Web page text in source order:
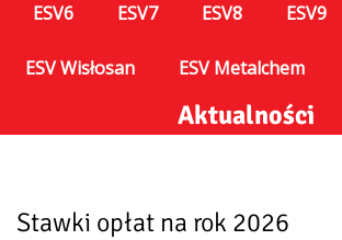
ESV6 ESV7 ESV8 ESV9
ESV Wisłosan ESV Metalchem
Aktualności
Stawki opłat na rok 2026